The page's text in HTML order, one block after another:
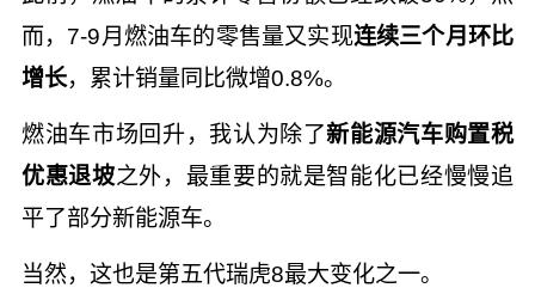
而，7-9月燃油车的零售量又实现连续三个月环比
增长，累计销量同比微增0.8%。
燃油车市场回升，我认为除了新能源汽车购置税
优惠退坡之外，最重要的就是智能化已经慢慢追
平了部分新能源车。
当然，这也是第五代瑞虎8最大变化之一。